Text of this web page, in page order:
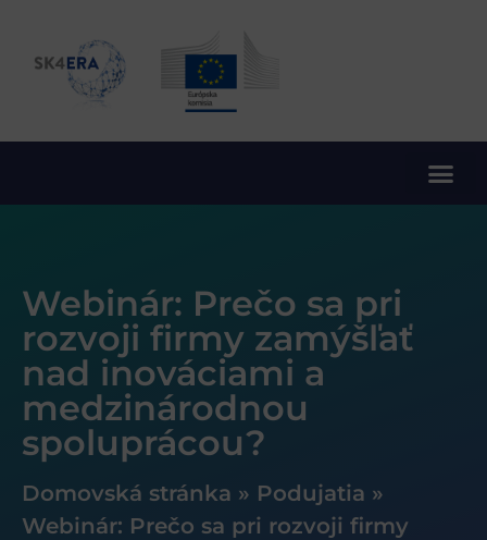
Webinár: Prečo sa pri
rozvoji firmy zamýšľať
nad inováciami a
medzinárodnou
spoluprácou?
Domovská stránka » Podujatia »
Webinár: Prečo sa pri rozvoji firmy